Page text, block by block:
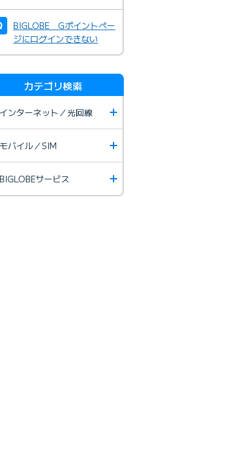
BIGLOBE Gポイントペー
ジにログインできない
カテゴリ検索
ンターネット／光回線
バイル／SIM
サービス